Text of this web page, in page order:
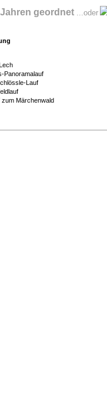
geordnet ...oder
Panoramalauf
Lauf
zum Märchenwald